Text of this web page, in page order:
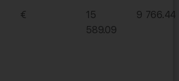
€
15
589.09
9 766.44